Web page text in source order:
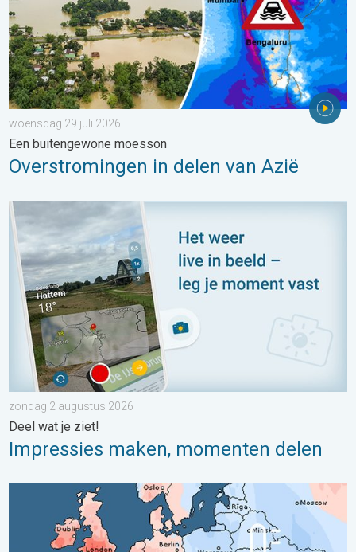
woensdag 29 juli 2026
Een buitengewone moesson
Overstromingen in delen van Azië
Impressies maken, momenten delen. Deel wat je ziet!. . .
zondag 2 augustus 2026
Deel wat je ziet!
Impressies maken, momenten delen
Grote weersverschillen in juli. Tweedeling Europa. . .